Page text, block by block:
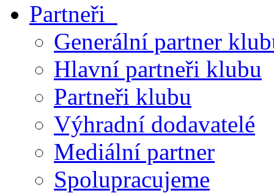
Partneři
Generální partner
Hlavní partneři klubu
Partneři klubu
Výhradní dodavatelé
Mediální partner
Spolupracujeme